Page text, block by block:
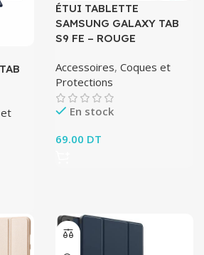
ÉTUI TABLETTE
SAMSUNG GALAXY TAB
S9 FE – ROUGE
Accessoires, Coques et
Protections
En stock
69.00 DT